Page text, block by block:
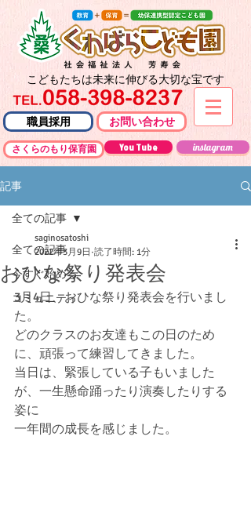
こどもたちは未来に伸びる大切な宝です
職員採用 お問い合わせ
さくらのもり保育園 You Tube instagram
記事
全ての記事
今すぐ始める
コミュニティ
全ての記事
おひな祭り発表会
saginosatoshi
2022年3月9日 読了時間: 1分
3月4日、おひな祭り発表会を行いまし
た。
どのクラスのお友達もこの日のため
に、頑張って練習してきました。
当日は、緊張している子もいました
が、一生懸命踊ったり演奏したりする
姿に
一年間の成長を感じました。